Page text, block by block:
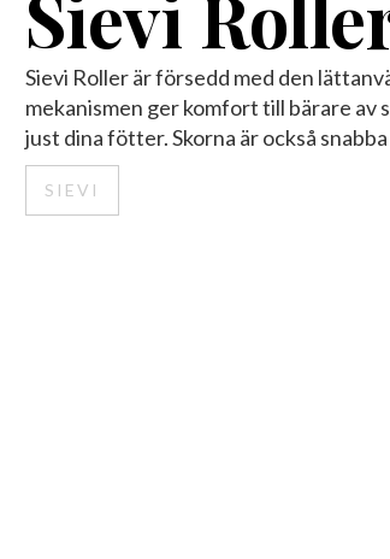
Sievi Roller är försedd med den
mekanismen ger komfort till bärare av
just dina fötter. Skorna är också
SIEVI